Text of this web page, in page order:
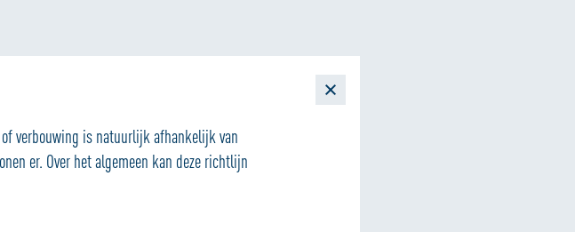
verbouwing is natuurlijk afhankelijk van
er. Over het algemeen kan deze richtlijn